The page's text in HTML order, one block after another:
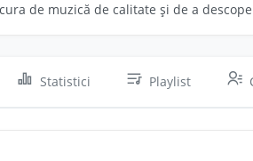
de muzică de calitate și de a
Statistici Playlist